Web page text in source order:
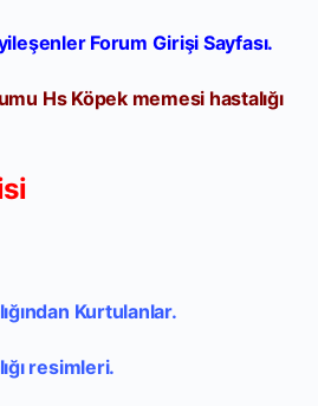
Forum Girişi Sayfası.
Hs Köpek memesi hastalığı
Kurtulanlar.
resimleri.